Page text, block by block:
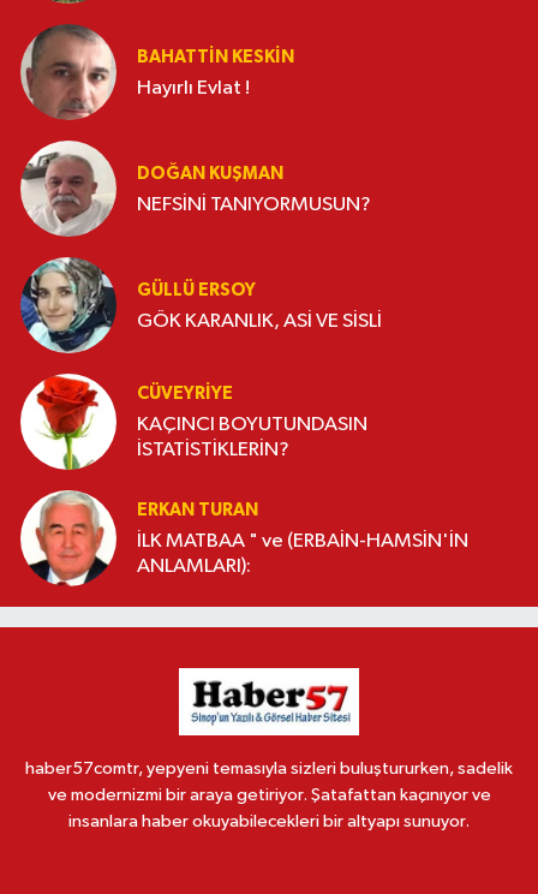
BAHATTIN KESKİN
Hayırlı Evlat !
DOĞAN KUŞMAN
NEFSİNİ TANIYORMUSUN?
GÜLLÜ ERSOY
GÖK KARANLIK, ASİ VE SİSLİ
CÜVEYRIYE
KAÇINCI BOYUTUNDASIN
İSTATİSTİKLERİN?
ERKAN TURAN
İLK MATBAA " ve (ERBAİN-HAMSİN'İN
ANLAMLARI):
haber57comtr, yepyeni temasıyla sizleri buluştururken, sadelik
ve modernizmi bir araya getiriyor. Şatafattan kaçınıyor ve
insanlara haber okuyabilecekleri bir altyapı sunuyor.